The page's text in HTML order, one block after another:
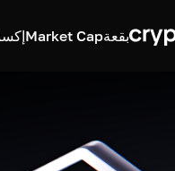
بقعةMarket Cap